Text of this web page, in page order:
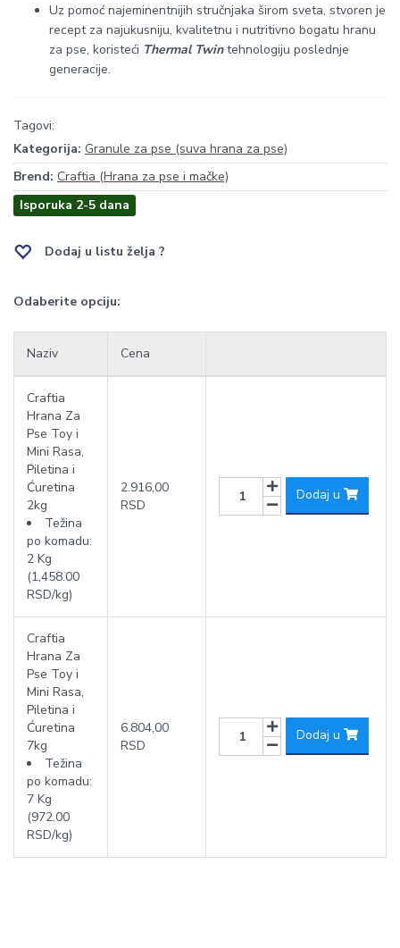
Uz pomoć najeminentnijih stručnjaka širom sveta, stvoren je
recept za najukusniju, kvalitetnu i nutritivno bogatu hranu
za pse, koristeći Thermal Twintehnologiju poslednje
generacije.
Tagovi:
Kategorija: Granule za pse (suva hrana za pse)
Brend: Craftia (Hrana za pse i mačke)
Isporuka 2-5 dana
Dodaj u listu želja ?
Odaberite opciju:
Naziv Cena
Craftia
Hrana Za
Pse Toy i
Mini Rasa,
Piletina i
Ćuretina
2kg
Težina
po komadu:
2 Kg
(1,458.00
RSD/kg)
2.916,00
RSD
Dodaj u
Craftia
Hrana Za
Pse Toy i
Mini Rasa,
Piletina i
Ćuretina
7kg
Težina
po komadu:
7 Kg
(972.00
RSD/kg)
6.804,00
RSD
Dodaj u